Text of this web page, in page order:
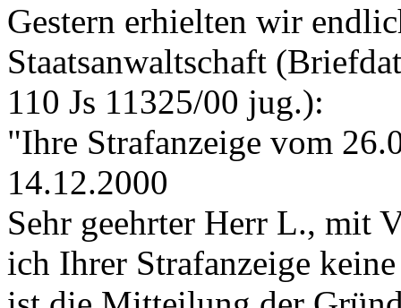
Gestern erhielten wir
Staatsanwaltschaft
110 Js 11325/00 jug.):
"Ihre Strafanzeige vom
14.12.2000
Sehr geehrter Herr L., mit
ich Ihrer Strafanzeige